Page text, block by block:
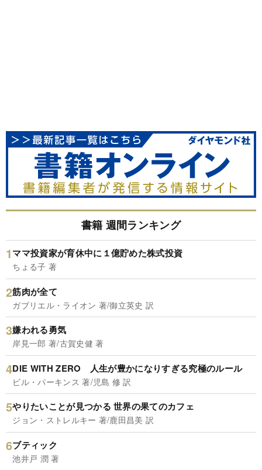
書籍 週間ランキング
ママ投資家が育休中に１億貯めた株式投資
ちょる子 著
筋肉が全て
ガブリエル・ライオン 著/御立英史 訳
嫌われる勇気
岸見一郎 著/古賀史健 著
DIE WITH ZERO 人生が豊かになりすぎる究極のルール
ビル・パーキンス 著/児島 修 訳
やりたいことが見つかる 世界の果てのカフェ
ジョン・ストレルキー 著/鹿田昌美 訳
ブティック
池井戸 潤 著